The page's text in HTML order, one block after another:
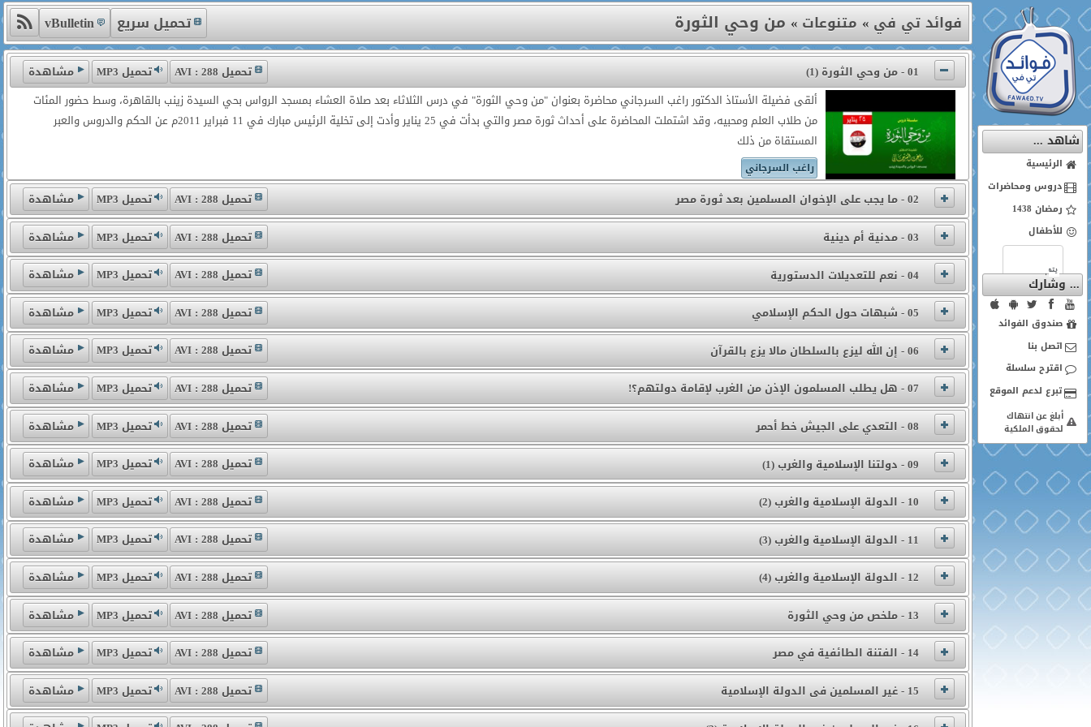
شاهد ...
الرئيسية
دروس ومحاضرات
رمضان 1438
للأطفال
... وشارك
صندوق الفوائد
اتصل بنا
اقترح سلسلة
أبلغ عن انتهاك
لحقوق الملكية
فوائد تي في » متنوعات »من وحي الثورة تحميل سريع vBulletin
01 - من وحي الثورة (1) تحميل 288 : AVI تحميل MP3
مشاهدة
ألقى فضيلة الأستاذ الدكتور راغب السرجاني محاضرة بعنوان "من وحي الثورة" في درس الثلاثاء بعد صلاة العشاء بمسجد الرواس بحي السيدة زينب بالقاهرة، وسط حضور المئات
من طلاب العلم ومحبيه، وقد اشتملت المحاضرة على أحداث ثورة مصر والتي بدأت في 25 يناير وأدت إلى تخلية الرئيس مبارك في 11 فبراير 2011م عن الحكم والدروس والعبر
المستقاة من ذلك
راغب السرجاني
02 - ما يجب على الإخوان المسلمين بعد ثورة مصر تحميل 288 : AVI تحميل MP3
مشاهدة
03 - مدنية أم دينية
تحميل 288 : AVI تحميل MP3
مشاهدة
04 - نعم للتعديلات الدستورية
تحميل 288 : AVI تحميل MP3
مشاهدة
05 - شبهات حول الحكم الإسلامي
تحميل 288 : AVI تحميل MP3
مشاهدة
06 - إن الله ليزع بالسلطان مالا يزع بالقرآن
تحميل 288 : AVI تحميل MP3
مشاهدة
07 - هل يطلب المسلمون الإذن من الغرب لإقامة دولتهم؟!
تحميل 288 : AVI تحميل MP3
مشاهدة
08 - التعدي على الجيش خط أحمر
تحميل 288 : AVI تحميل MP3
مشاهدة
09 - دولتنا الإسلامية والغرب (1)
تحميل 288 : AVI تحميل MP3
مشاهدة
10 - الدولة الإسلامية والغرب (2)
تحميل 288 : AVI تحميل MP3
مشاهدة
11 - الدولة الإسلامية والغرب (3)
تحميل 288 : AVI تحميل MP3
مشاهدة
12 - الدولة الإسلامية والغرب (4)
تحميل 288 : AVI تحميل MP3
مشاهدة
13 - ملخص من وحي الثورة
تحميل 288 : AVI تحميل MP3
مشاهدة
14 - الفتنة الطائفية في مصر
تحميل 288 : AVI تحميل MP3
مشاهدة
15 - غير المسلمين فى الدولة الإسلامية
تحميل 288 : AVI تحميل MP3
مشاهدة